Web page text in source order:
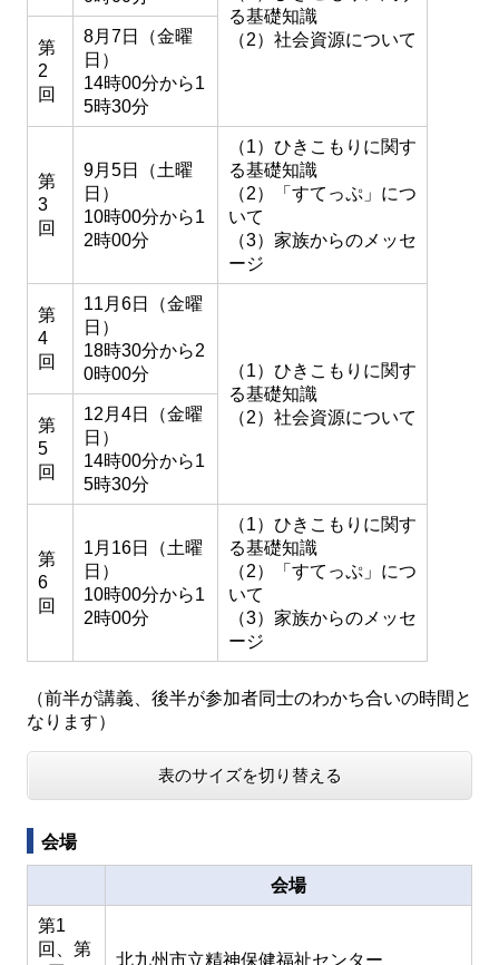
る基礎知識
（2）社会資源について
第
2
回
8月7日（金曜
日）
14時00分から1
5時30分
第
3
回
9月5日（土曜
日）
10時00分から1
2時00分
（1）ひきこもりに関す
る基礎知識
（2）「すてっぷ」につ
いて
（3）家族からのメッセ
ージ
第
4
回
11月6日（金曜
日）
18時30分から2
0時00分
（1）ひきこもりに関す
る基礎知識
（2）社会資源について
第
5
回
12月4日（金曜
日）
14時00分から1
5時30分
第
6
回
1月16日（土曜
日）
10時00分から1
2時00分
（1）ひきこもりに関す
る基礎知識
（2）「すてっぷ」につ
いて
（3）家族からのメッセ
ージ
（前半が講義、後半が参加者同士のわかち合いの時間と
なります）
表のサイズを切り替える
会場
会場
第1
回、第
北九州市立精神保健福祉センター